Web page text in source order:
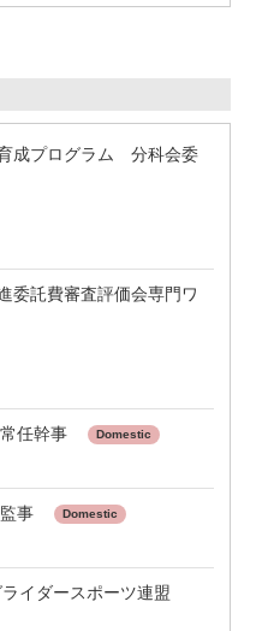
成プログラム 分科会委
委託費審査評価会専門ワ
任幹事 Domestic
事 Domestic
イダースポーツ連盟